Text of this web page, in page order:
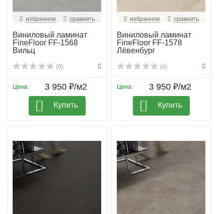
избранное сравнить
Виниловый ламинат
FineFloor FF-1568
Вильц
(0)
Цена: 3 950 ₽/м2
Купить
избранное сравнить
Виниловый ламинат
FineFloor FF-1578
Лёвенбург
(0)
Цена: 3 950 ₽/м2
Купить